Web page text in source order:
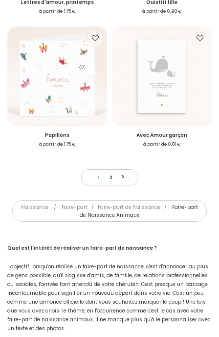
Lettres d'amour, printemps
à partir de 1,15 €
Ouistiti fille
à partir de 0,98 €
Papillons
à partir de 1,15 €
Avec Amour garçon
à partir de 0,81 €
1 2 >
Naissance / Faire-part / Faire-part de Naissance /
Faire-part
de Naissance Animaux
Quel est l'intérêt de réaliser un faire-part de naissance ?
L'objectif, lorsqu'on réalise un faire-part de naissance, c'est d'annoncer au plus
de gens possible, qu'il s'agisse d'amis, de famille, de relations professionnelles
ou sociales, l'arrivée tant attendu de votre chérubin. C'est presque un passage
incontournable pour signifier un nouveau départ dans votre vie. C'est un peu
comme une annonce officielle dont vous souhaitez marquer le coup ! Une fois
que vous avez choisi le thème, en l'occurrence comme c'est le cas avec votre
faire-part de naissance animaux, il ne manque plus qu'à le personnaliser avec
un texte et des photos.